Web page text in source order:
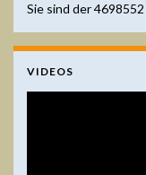
Sie sind der4698552
VIDEOS